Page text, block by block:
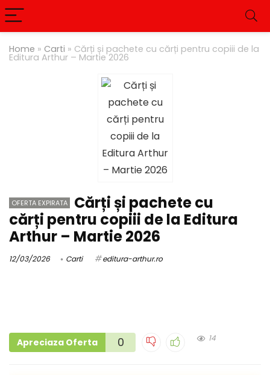
Home » Carti » Cărți și pachete cu cărți pentru copiii de la
Editura Arthur – Martie 2026
OFERTA EXPIRATA
Cărți și pachete cu
cărți pentru copiii de la Editura
Arthur – Martie 2026
12/03/2026 Carti editura-arthur.ro
Apreciaza Oferta 0 14